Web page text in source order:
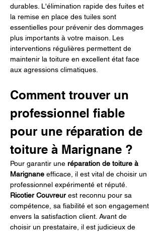
durables. L'élimination rapide des fuites et
la remise en place des tuiles sont
essentielles pour prévenir des dommages
plus importants à votre maison. Les
interventions régulières permettent de
maintenir la toiture en excellent état face
aux agressions climatiques.
Comment trouver un
professionnel fiable
pour une réparation de
toiture à Marignane ?
Pour garantir une réparation de toiture à
Marignane efficace, il est vital de choisir un
professionnel expérimenté et réputé.
Ricotier Couvreur est reconnu pour sa
compétence, sa fiabilité et son engagement
envers la satisfaction client. Avant de
choisir un prestataire, il est judicieux de